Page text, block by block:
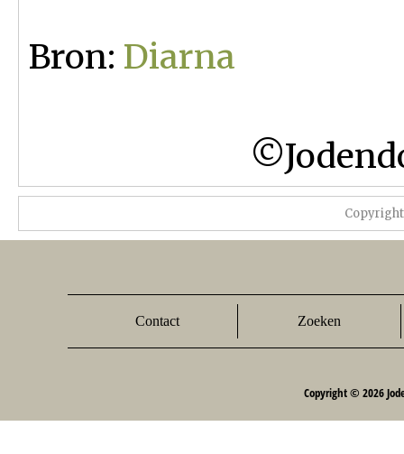
Bron: Diarna
Contact Zoeken
Copyright © 2026